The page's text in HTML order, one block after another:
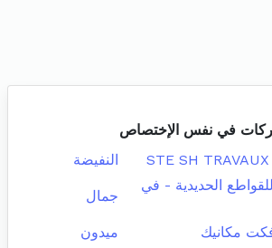
في نفس الإختصاص
STE SH
النفيضة
الحديدية - في
جمال
مكانيك
ميدون